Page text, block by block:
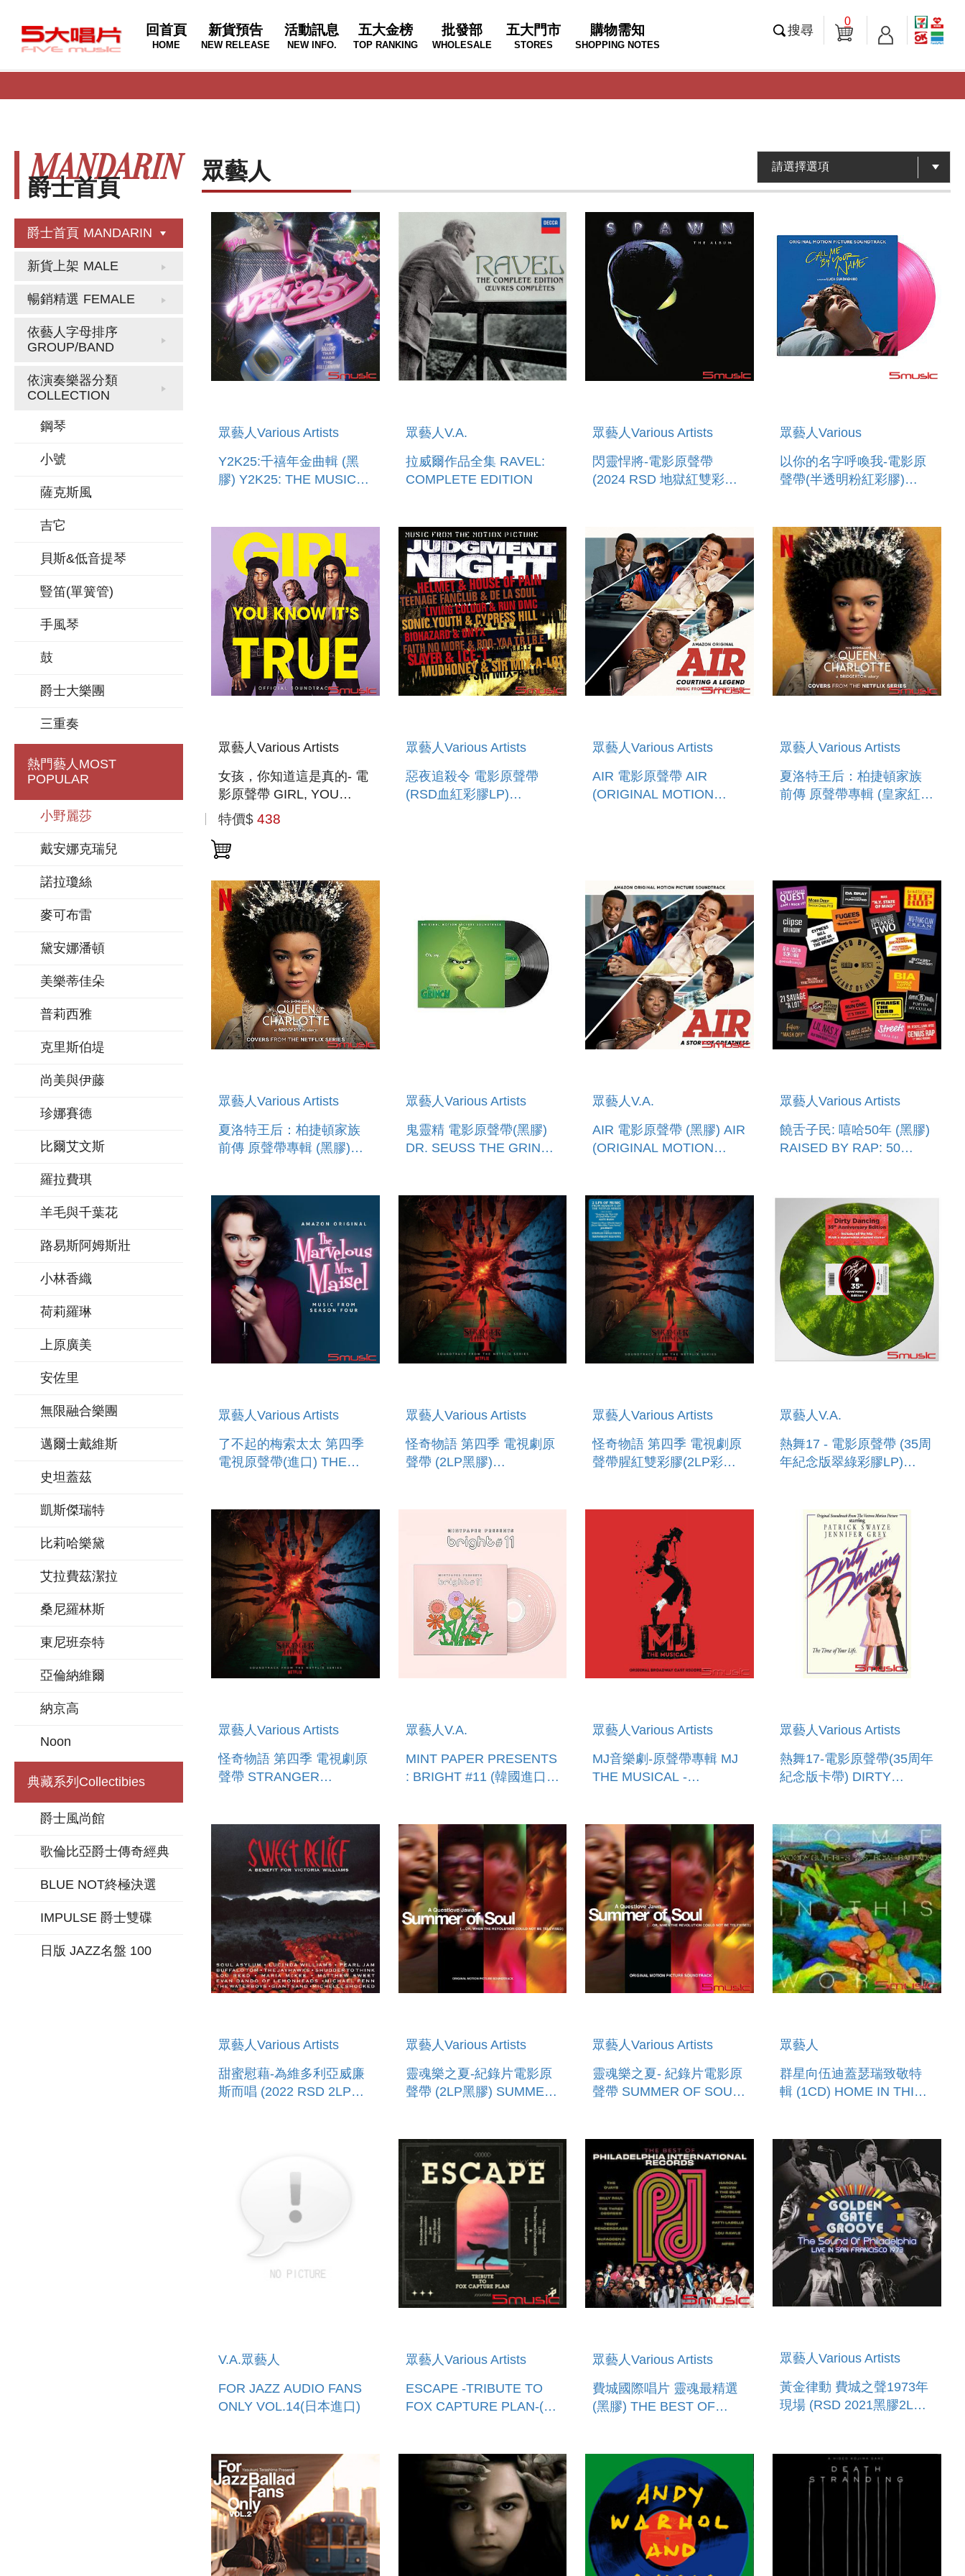
回首頁
HOME
新貨預告
NEW RELEASE
活動訊息
NEW INFO.
五大金榜
TOP RANKING
批發部
WHOLESALE
五大門市
STORES
購物需知
SHOPPING NOTES
搜尋
0
爵士首頁
MANDARIN
爵士首頁 MANDARIN
新貨上架 MALE
暢銷精選 FEMALE
依藝人字母排序
GROUP/BAND
依演奏樂器分類
COLLECTION
鋼琴
小號
薩克斯風
吉它
貝斯&低音提琴
豎笛(單簧管)
手風琴
鼓
爵士大樂團
三重奏
熱門藝人 MOST
POPULAR
小野麗莎
戴安娜克瑞兒
諾拉瓊絲
麥可布雷
黛安娜潘頓
美樂蒂佳朵
普莉西雅
克里斯伯堤
尚美與伊藤
珍娜賽德
比爾艾文斯
羅拉費琪
羊毛與千葉花
路易斯阿姆斯壯
小林香織
荷莉羅琳
上原廣美
安佐里
無限融合樂團
邁爾士戴維斯
史坦蓋茲
凱斯傑瑞特
比莉哈樂黛
艾拉費茲潔拉
桑尼羅林斯
東尼班奈特
亞倫納維爾
納京高
Noon
典藏系列 Collectibies
爵士風尚館
歌倫比亞爵士傳奇經典
BLUE NOT終極決選
IMPULSE 爵士雙碟
日版 JAZZ名盤 100
眾藝人
眾藝人Various Artists
Y2K25:千禧年金曲輯 (黑
膠) Y2K25: THE MUSIC
眾藝人V.A.
拉威爾作品全集 RAVEL:
COMPLETE EDITION
眾藝人Various Artists
閃靈悍將-電影原聲帶
(2024 RSD 地獄紅雙彩膠)
RSD 2024) 2LP
眾藝人Various
以你的名字呼喚我-電影原
聲帶(半透明粉紅彩膠)
TRANSLUCENT PINK
VINYL
眾藝人Various Artists
女孩，你知道這是真的- 電
影原聲帶 GIRL, YOU
KNOW IT S TRUE
特價$ 438
眾藝人Various Artists
惡夜追殺令 電影原聲帶
(RSD血紅彩膠LP)
眾藝人Various Artists
AIR 電影原聲帶 AIR
(ORIGINAL MOTION
眾藝人Various Artists
夏洛特王后：柏捷頓家族
前傳 原聲帶專輯 (皇家紅彩
眾藝人Various Artists
夏洛特王后：柏捷頓家族
前傳 原聲帶專輯 (黑膠)
(COVERS FROM THE
NETFLIX
眾藝人Various Artists
鬼靈精 電影原聲帶(黑膠)
DR. SEUSS THE GRINCH
SOUNDTRACK) V
眾藝人V.A.
AIR 電影原聲帶 (黑膠) AIR
(ORIGINAL MOTION
眾藝人Various Artists
饒舌子民: 嘻哈50年 (黑膠)
RAISED BY RAP: 50
眾藝人Various Artists
了不起的梅索太太 第四季
電視原聲帶(進口) THE
(MUSIC FROM THE
AMAZON O
眾藝人Various Artists
怪奇物語 第四季 電視劇原
聲帶 (2LP黑膠)
SEASON
眾藝人Various Artists
怪奇物語 第四季 電視劇原
聲帶腥紅雙彩膠(2LP彩膠)
眾藝人V.A.
熱舞17 - 電影原聲帶 (35周
年紀念版翠綠彩膠LP)
PICTURE
SOUNDTRACK)
眾藝人Various Artists
怪奇物語 第四季 電視劇原
聲帶 STRANGER
眾藝人V.A.
MINT PAPER PRESENTS
: BRIGHT #11 (韓國進口
眾藝人Various Artists
MJ音樂劇-原聲帶專輯 MJ
THE MUSICAL -
眾藝人Various Artists
熱舞17-電影原聲帶(35周年
紀念版卡帶) DIRTY
SOUNDTRACK)
眾藝人Various Artists
甜蜜慰藉-為維多利亞威廉
斯而唱 (2022 RSD 2LP黑
眾藝人Various Artists
靈魂樂之夏-紀錄片電影原
聲帶 (2LP黑膠) SUMMER
COULD NOT BE TELE
眾藝人Various Artists
靈魂樂之夏- 紀錄片電影原
聲帶 SUMMER OF SOUL
NOT BE TELE
眾藝人
群星向伍迪蓋瑟瑞致敬特
輯 (1CD) HOME IN THIS
BALLADS
V.A.眾藝人
FOR JAZZ AUDIO FANS
ONLY VOL.14(日本進口)
眾藝人Various Artists
ESCAPE -TRIBUTE TO
FOX CAPTURE PLAN-(日
眾藝人Various Artists
費城國際唱片 靈魂最精選
(黑膠) THE BEST OF
RECORDS (VINYL)
眾藝人Various Artists
黃金律動 費城之聲1973年
現場 (RSD 2021黑膠2LP)
OF PHILADELPHIA IN
SAN FRANCIS